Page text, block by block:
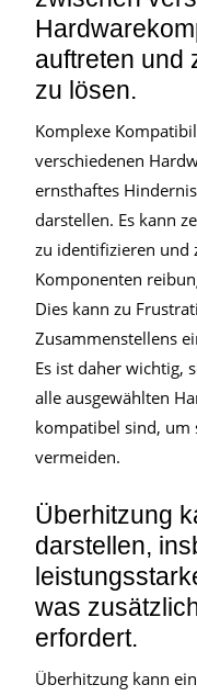
auftreten und
zu lösen.
Komplexe
verschiedenen
ernsthaftes
darstellen. Es kann
zu identifizieren und
Komponenten
Dies kann zu
Zusammenstellens
Es ist daher wichtig,
alle ausgewählten
kompatibel sind, um
vermeiden.
Überhitzung
darstellen,
was
erfordert.
Überhitzung kann